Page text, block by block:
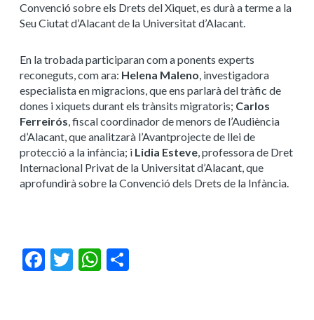
Convenció sobre els Drets del Xiquet, es durà a terme a la
Seu Ciutat d’Alacant de la Universitat d’Alacant.
En la trobada participaran com a ponents experts
reconeguts, com ara: Helena Maleno, investigadora
especialista en migracions, que ens parlarà del tràfic de
dones i xiquets durant els trànsits migratoris; Carlos
Ferreirós, fiscal coordinador de menors de l’Audiència
d’Alacant, que analitzarà l’Avantprojecte de llei de
protecció a la infància; i Lidia Esteve, professora de Dret
Internacional Privat de la Universitat d’Alacant, que
aprofundirà sobre la Convenció dels Drets de la Infància.
Facebook
Twitter WhatsApp